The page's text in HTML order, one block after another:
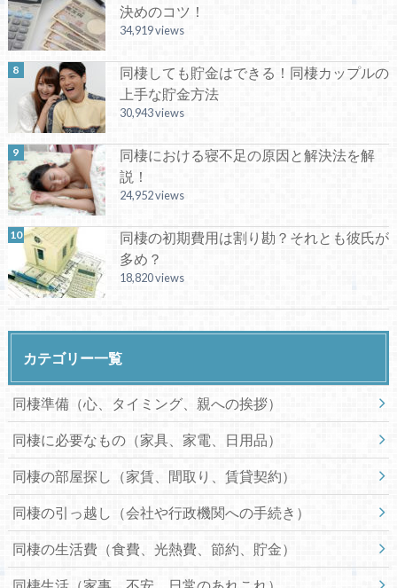
決めのコツ！
34,919 views
同棲しても貯金はできる！同棲カップルの
上手な貯金方法
30,943 views
同棲における寝不足の原因と解決法を解
説！
24,952 views
同棲の初期費用は割り勘？それとも彼氏が
多め？
18,820 views
カテゴリー一覧
同棲準備（心、タイミング、親への挨拶）
同棲に必要なもの（家具、家電、日用品）
同棲の部屋探し（家賃、間取り、賃貸契約）
同棲の引っ越し（会社や行政機関への手続き）
同棲の生活費（食費、光熱費、節約、貯金）